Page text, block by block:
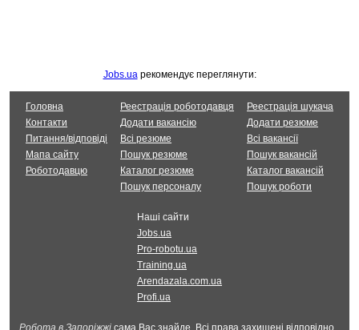
Jobs.uaрекомендує переглянути:
Головна
Контакти
Питання/відповіді
Мапа сайту
Роботодавцю
Реестрація роботодавця
Додати вакансію
Всі резюме
Пошук резюме
Каталог резюме
Пошук персоналу
Реестрація шукача
Додати резюме
Всі вакансії
Пошук вакансій
Каталог вакансій
Пошук роботи
Наші сайти
Jobs.ua
Pro-robotu.ua
Training.ua
Arendazala.com.ua
Profi.ua
Робота в Запоріжжі сама Вас знайде. Всі права захищені відповідно